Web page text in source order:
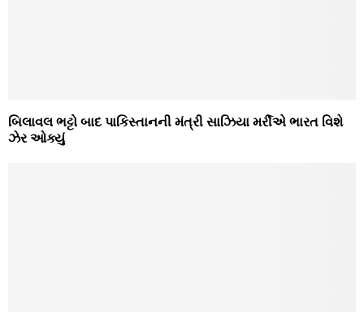
બિલાવલ ભટ્ટો બાદ પાકિસ્તાનની મંત્રી સાઝિયા મર્રીએ ભારત વિશે
ઝેર ઓક્યું